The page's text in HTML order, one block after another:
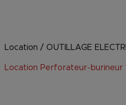
Location / OUTILLAGE
Location Perforateur-burineur